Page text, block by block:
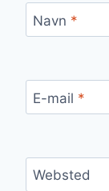
Navn *
E-mail *
Websted